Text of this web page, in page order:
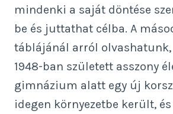
mindenki a saját döntése
be és juttathat célba. A
táblájánál arról olvashatunk,
1948-ban született asszony
gimnázium alatt egy új
idegen környezetbe került,